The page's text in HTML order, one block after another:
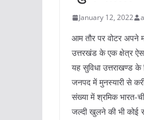
January 12, 2022
आम तौर पर वोटर अपने
उत्तरखंड के एक क्षेत्र
यह सुविधा उत्तराखण्ड के
जनपद में मुनस्यारी से
संख्या में श्रमिक भारत-
जल्दी खुलने की भी कोई